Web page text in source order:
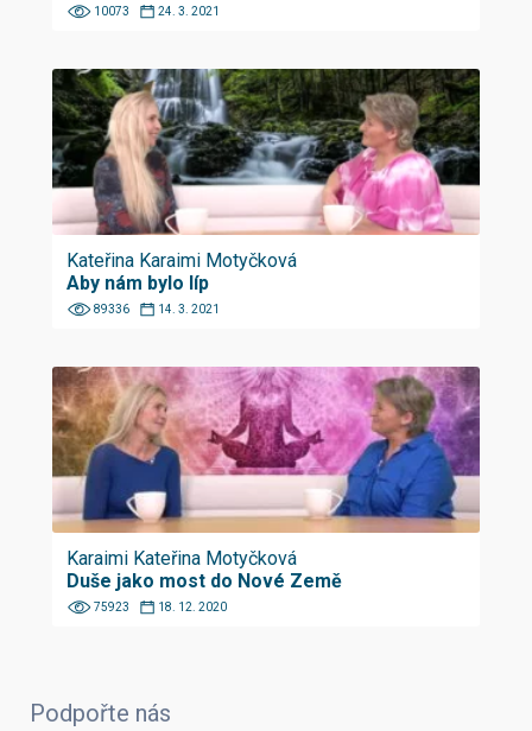
10073 24. 3. 2021
Kateřina Karaimi Motyčková
Aby nám bylo líp
89336 14. 3. 2021
Karaimi Kateřina Motyčková
Duše jako most do Nové Země
75923 18. 12. 2020
Podpořte nás